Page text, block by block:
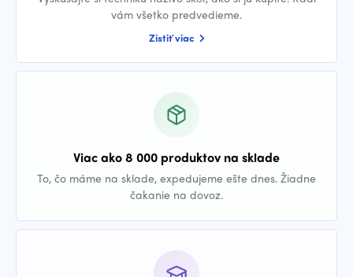
vám všetko predvedieme.
Zistiť viac
Viac ako 8 000 produktov na sklade
To, čo máme na sklade, expedujeme ešte dnes. Žiadne
čakanie na dovoz.